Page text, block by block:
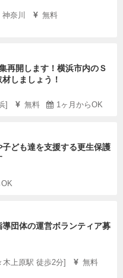
奈川
無料
再開します！横浜市内のＳ
しましょう！
] 無料 1ヶ月からOK
ども達を支援する更生保護
OK
団体の運営ボランティア募
上原駅 徒歩2分]
無料